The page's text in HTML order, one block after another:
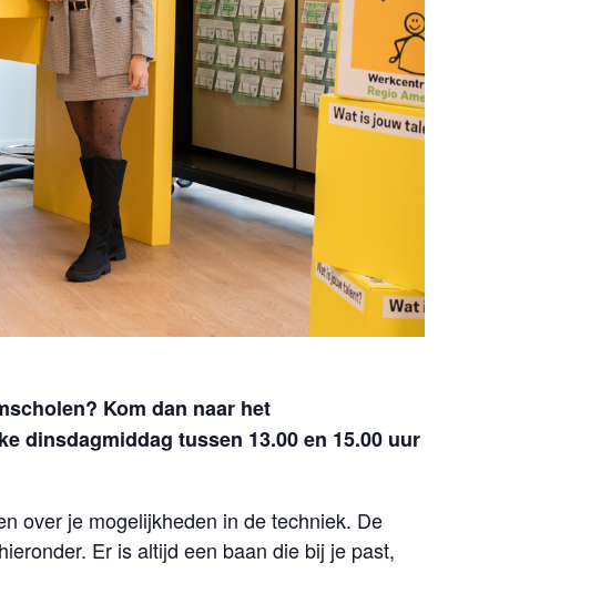
Kom dan naar het
dinsdagmiddag tussen 13.00 en 15.00 uur
over je mogelijkheden in de techniek. De
Er is altijd een baan die bij je past,